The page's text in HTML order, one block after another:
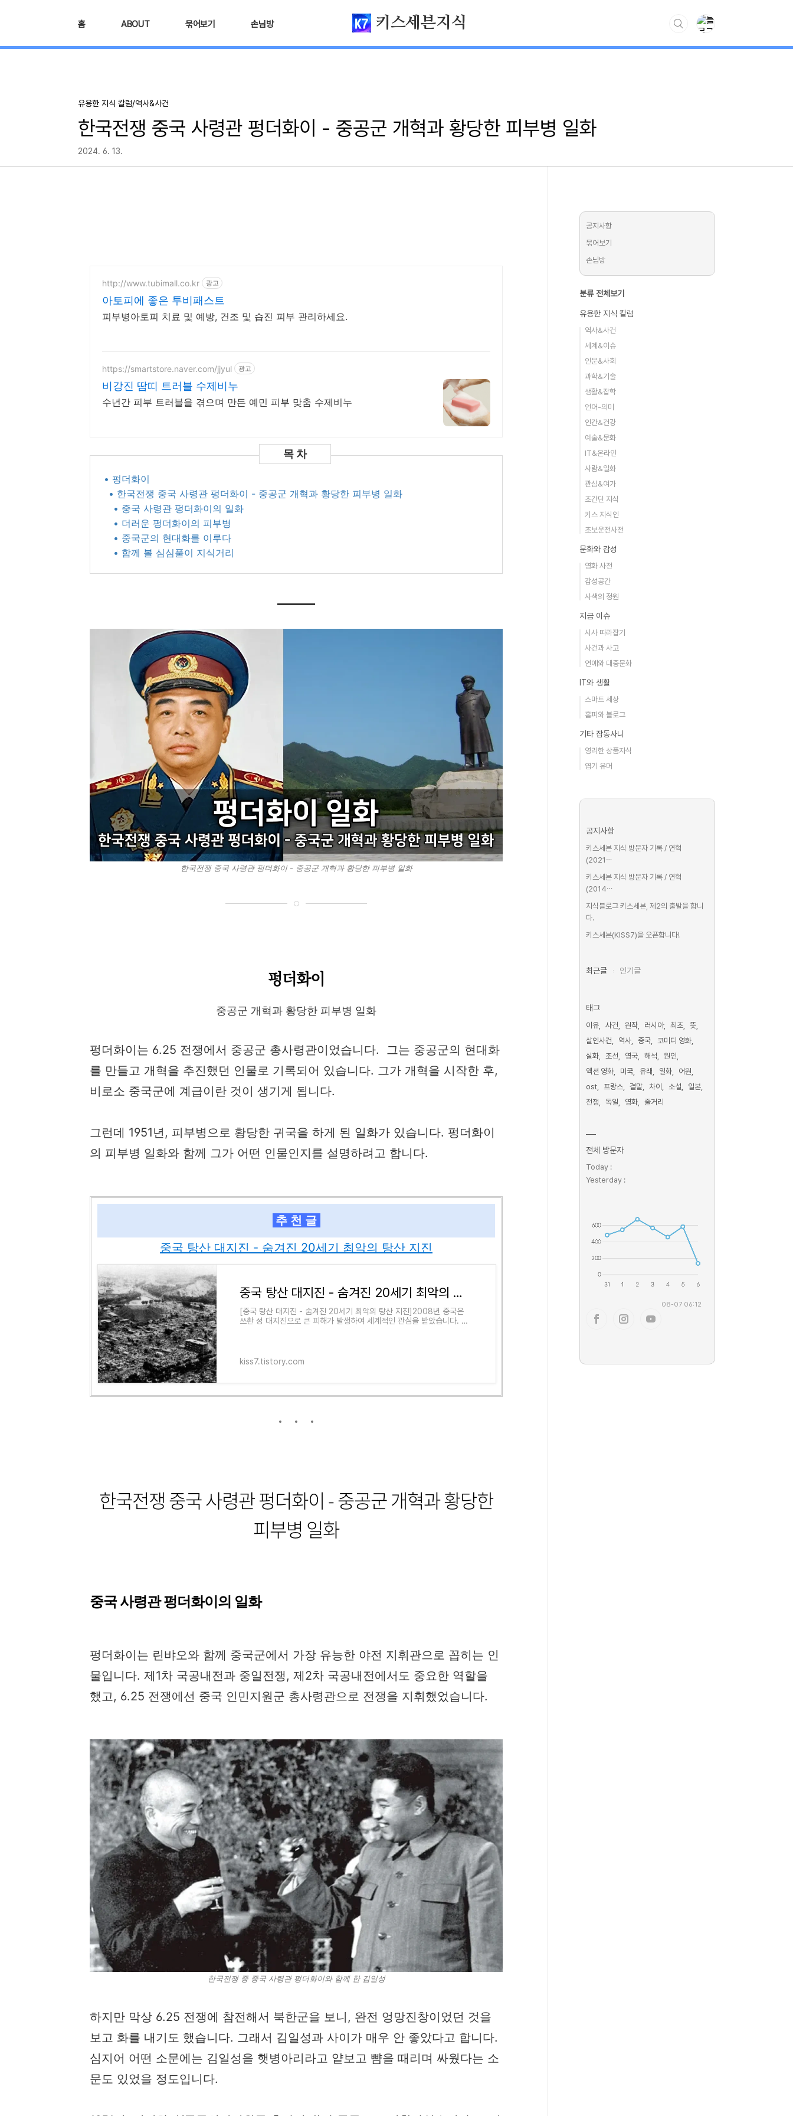
키스세븐지식
홈 ABOUT 묶어보기 손님방
유용한 지식 칼럼/역사&사건
한국전쟁 중국 사령관 펑더화이 - 중공군 개혁과 황당한 피부병 일화
2024. 6. 13.
http://www.tubimall.co.kr 광고
아토피에 좋은 투비패스트
피부병아토피 치료 및 예방, 건조 및 습진 피부 관리하세요.
https://smartstore.naver.com/jjyul 광고
비강진 땀띠 트러블 수제비누
수년간 피부 트러블을 겪으며 만든 예민 피부 맞춤 수제비누
• 펑더화이
• 한국전쟁 중국 사령관 펑더화이 - 중공군 개혁과 황당한 피부병 일화
• 중국 사령관 펑더화이의 일화
• 더러운 펑더화이의 피부병
• 중국군의 현대화를 이루다
• 함께 볼 심심풀이 지식거리
한국전쟁 중국 사령관 펑더화이 - 중공군 개혁과 황당한 피부병 일화
펑더화이
중공군 개혁과 황당한 피부병 일화
펑더화이는 6.25 전쟁에서 중공군 총사령관이었습니다. 그는 중공군의 현대화
를 만들고 개혁을 추진했던 인물로 기록되어 있습니다. 그가 개혁을 시작한 후,
비로소 중국군에 계급이란 것이 생기게 됩니다.
그런데 1951년, 피부병으로 황당한 귀국을 하게 된 일화가 있습니다. 펑더화이
의 피부병 일화와 함께 그가 어떤 인물인지를 설명하려고 합니다.
추 천 글
중국 탕산 대지진 - 숨겨진 20세기 최악의 탕산 지진
중국 탕산 대지진 - 숨겨진 20세기 최악의 탕산 지진
[중국 탕산 대지진 - 숨겨진 20세기 최악의 탕산 지진]2008년 중국은
쓰촨 성 대지진으로 큰 피해가 발생하여 세계적인 관심을 받았습니다. 그
kiss7.tistory.com
한국전쟁 중국 사령관 펑더화이 - 중공군 개혁과 황당한
피부병 일화
중국 사령관 펑더화이의 일화
펑더화이는 린뱌오와 함께 중국군에서 가장 유능한 야전 지휘관으로 꼽히는 인
물입니다. 제1차 국공내전과 중일전쟁, 제2차 국공내전에서도 중요한 역할을
했고, 6.25 전쟁에선 중국 인민지원군 총사령관으로 전쟁을 지휘했었습니다.
한국전쟁 중 중국 사령관 펑더화이와 함께 한 김일성
하지만 막상 6.25 전쟁에 참전해서 북한군을 보니, 완전 엉망진창이었던 것을
보고 화를 내기도 했습니다. 그래서 김일성과 사이가 매우 안 좋았다고 합니다.
심지어 어떤 소문에는 김일성을 햇병아리라고 얕보고 뺨을 때리며 싸웠다는 소
문도 있었을 정도입니다.
공지사항
묶어보기
손님방
분류 전체보기
유용한 지식 칼럼
역사&사건
세계&이슈
인문&사회
과학&기술
생활&잡학
언어-의미
인간&건강
예술&문화
IT&온라인
사람&일화
관심&여가
초간단 지식
키스 지식인
초보운전사전
문화와 감성
영화 사전
감성공간
사색의 정원
지금 이슈
시사 따라잡기
사건과 사고
연예와 대중문화
IT와 생활
스마트 세상
홈피와 블로그
기타 잡동사니
영리한 상품지식
엽기 유머
공지사항
키스세븐 지식 방문자 기록 / 연혁
(2021⋯
키스세븐 지식 방문자 기록 / 연혁
(2014⋯
지식블로그 키스세븐, 제2의 출발을 합니
다.
키스세븐(KISS7)을 오픈합니다!
최근글 인기글
태그
이유 사건 원작 러시아 최초
뜻
살인사건
역사 중국
코미디 영화
실화
조선 영국 해석
원인
액션 영화
미국 유래 일화
어원
ost
프랑스 결말 차이 소설
일본
전쟁
독일 영화 줄거리
전체 방문자
Today :
Yesterday :
08-07 06:12